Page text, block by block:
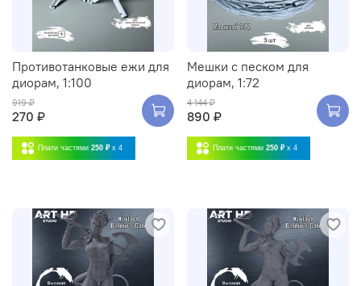
Противотанковые ежи для
диорам, 1:100
919 ₽
270 ₽
Плати частями 250 ₽ x 4
Мешки с песком для
диорам, 1:72
4 144 ₽
890 ₽
Плати частями 250 ₽ x 4